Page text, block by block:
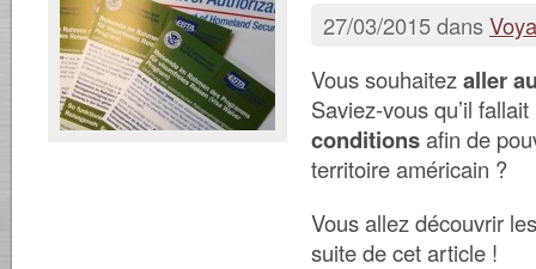
27/03/2015 dans
Vous souhaitezaller
Saviez-vous qu’il
conditionsafin de
territoire américain ?
Vous allez découvrir
suite de cet article !